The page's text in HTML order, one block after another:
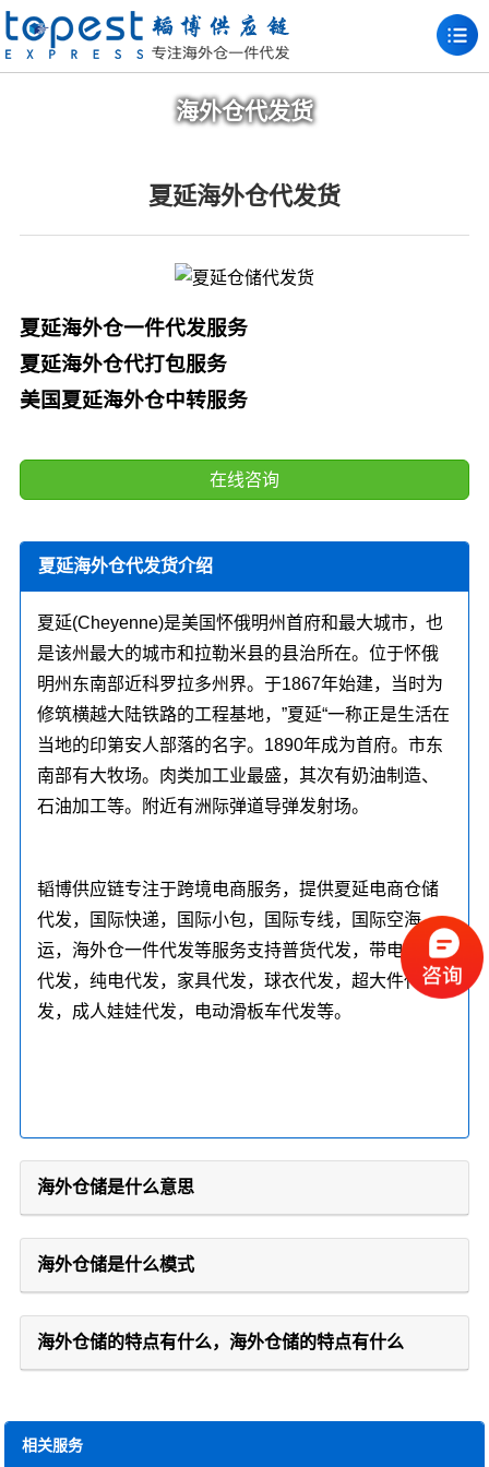
海外仓代发货
夏延海外仓代发货
夏延海外仓一件代发服务
夏延海外仓代打包服务
美国夏延海外仓中转服务
在线咨询
夏延海外仓代发货介绍
夏延(Cheyenne)是美国怀俄明州首府和最大城市，也
是该州最大的城市和拉勒米县的县治所在。位于怀俄
明州东南部近科罗拉多州界。于1867年始建，当时为
修筑横越大陆铁路的工程基地，”夏延“一称正是生活在
当地的印第安人部落的名字。1890年成为首府。市东
南部有大牧场。肉类加工业最盛，其次有奶油制造、
石油加工等。附近有洲际弹道导弹发射场。
韬博供应链专注于跨境电商服务，提供夏延电商仓储
代发，国际快递，国际小包，国际专线，国际空海
运，海外仓一件代发等服务支持普货代发，带电产品
代发，纯电代发，家具代发，球衣代发，超大件代
发，成人娃娃代发，电动滑板车代发等。
海外仓储是什么意思
海外仓储是什么模式
海外仓储的特点有什么，海外仓储的特点有什么
相关服务